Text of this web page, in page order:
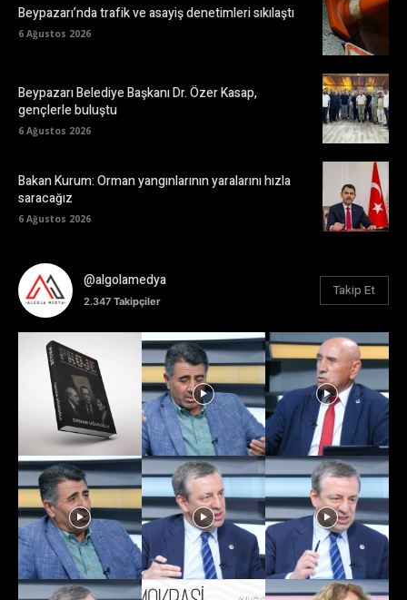
Beypazarı’nda trafik ve asayiş denetimleri sıkılaştı
6 Ağustos 2026
Beypazarı Belediye Başkanı Dr. Özer Kasap,
gençlerle buluştu
6 Ağustos 2026
Bakan Kurum: Orman yangınlarının yaralarını hızla
saracağız
6 Ağustos 2026
@algolamedya
2.347 Takipçiler
Takip Et